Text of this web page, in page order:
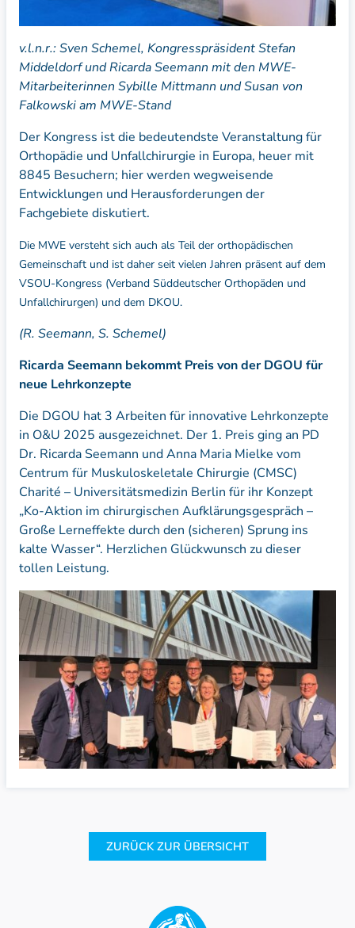
v.l.n.r.: Sven Schemel, Kongresspräsident Stefan
Middeldorf und Ricarda Seemann mit den MWE-
Mitarbeiterinnen Sybille Mittmann und Susan von
Falkowski am MWE-Stand
Der Kongress ist die bedeutendste Veranstaltung für
Orthopädie und Unfallchirurgie in Europa, heuer mit
8845 Besuchern; hier werden wegweisende
Entwicklungen und Herausforderungen der
Fachgebiete diskutiert.
Die MWE versteht sich auch als Teil der orthopädischen
Gemeinschaft und ist daher seit vielen Jahren präsent auf dem
VSOU-Kongress (Verband Süddeutscher Orthopäden und
Unfallchirurgen) und dem DKOU.
(R. Seemann, S. Schemel)
Ricarda Seemann bekommt Preis von der DGOU für
neue Lehrkonzepte
Die DGOU hat 3 Arbeiten für innovative Lehrkonzepte
in O&U 2025 ausgezeichnet. Der 1. Preis ging an PD
Dr. Ricarda Seemann und Anna Maria Mielke vom
Centrum für Muskuloskeletale Chirurgie (CMSC)
Charité – Universitätsmedizin Berlin für ihr Konzept
„Ko-Aktion im chirurgischen Aufklärungsgespräch –
Große Lerneffekte durch den (sicheren) Sprung ins
kalte Wasser“. Herzlichen Glückwunsch zu dieser
tollen Leistung.
ZURÜCK ZUR ÜBERSICHT